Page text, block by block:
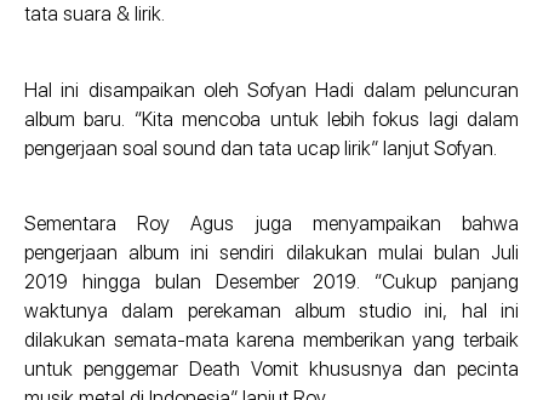
tata suara & lirik.
Hal ini disampaikan oleh Sofyan Hadi dalam peluncuran
album baru. “Kita mencoba untuk lebih fokus lagi dalam
pengerjaan soal sound dan tata ucap lirik” lanjut Sofyan.
Sementara Roy Agus juga menyampaikan bahwa
pengerjaan album ini sendiri dilakukan mulai bulan Juli
2019 hingga bulan Desember 2019. “Cukup panjang
waktunya dalam perekaman album studio ini, hal ini
dilakukan semata-mata karena memberikan yang terbaik
untuk penggemar Death Vomit khususnya dan pecinta